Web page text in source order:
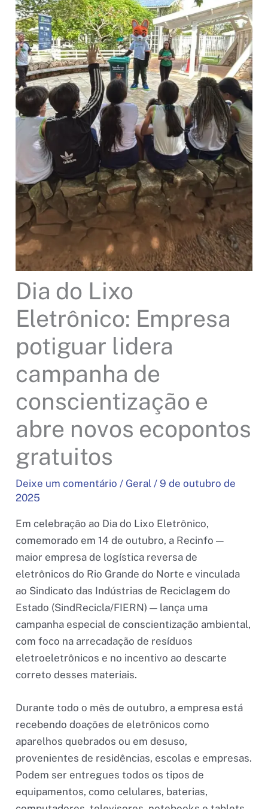
Dia do Lixo
Eletrônico: Empresa
potiguar lidera
campanha de
conscientização e
abre novos ecopontos
gratuitos
Deixe um comentário / Geral / 9 de outubro de
2025
Em celebração ao Dia do Lixo Eletrônico,
comemorado em 14 de outubro, a Recinfo —
maior empresa de logística reversa de
eletrônicos do Rio Grande do Norte e vinculada
ao Sindicato das Indústrias de Reciclagem do
Estado (SindRecicla/FIERN) — lança uma
campanha especial de conscientização ambiental,
com foco na arrecadação de resíduos
eletroeletrônicos e no incentivo ao descarte
correto desses materiais.
Durante todo o mês de outubro, a empresa está
recebendo doações de eletrônicos como
aparelhos quebrados ou em desuso,
provenientes de residências, escolas e empresas.
Podem ser entregues todos os tipos de
equipamentos, como celulares, baterias,